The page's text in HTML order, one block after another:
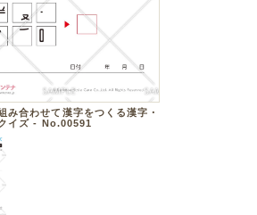
み合わせて漢字をつくる漢字・
イズ - No.00591